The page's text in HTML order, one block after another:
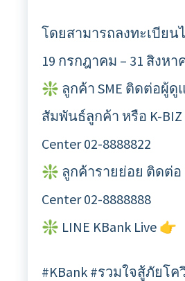
โดยสามารถลงทะเบีย
19 กรกฎาคม – 31 สิงหา
❇️ ลูกค้า SME ติดต่อผู้ดู
สัมพันธ์ลูกค้า หรือ K-BIZ
Center 02-8888822
❇️ ลูกค้ารายย่อย ติดต่อ
Center 02-8888888
❇️ LINE KBank Live 👉
#KBank #รวมใจสู้ภัยโค